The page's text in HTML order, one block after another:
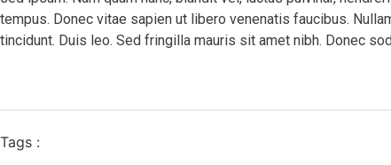
tempus. Donec vitae sapien ut libero venenatis faucibus.
tincidunt. Duis leo. Sed fringilla mauris sit amet nibh. Donec
Tags :